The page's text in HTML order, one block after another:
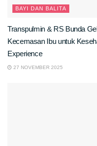
BAYI DAN BALITA
Transpulmin & RS Bunda
Kecemasan Ibu untuk
Experience
27 NOVEMBER 2025